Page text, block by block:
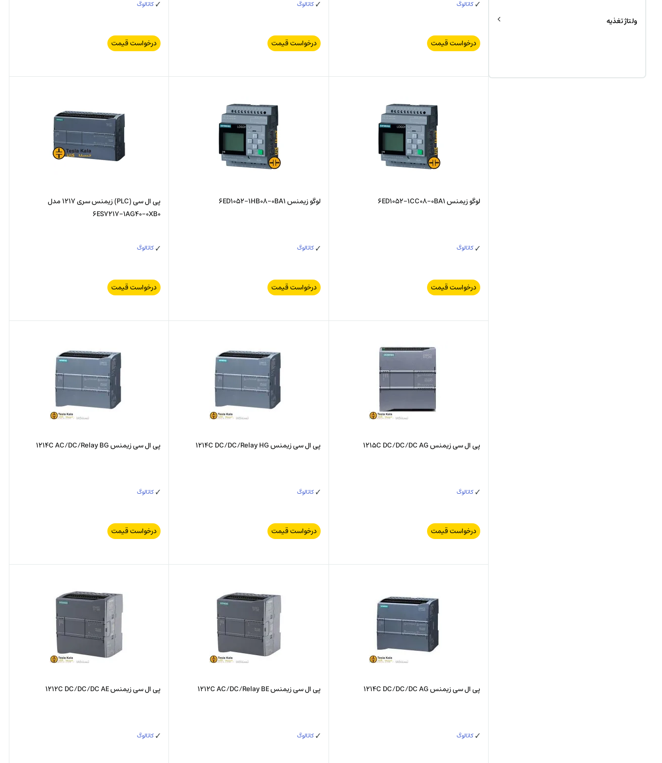
کاتالوگ
درخواست قیمت
کاتالوگ
درخواست قیمت
کاتالوگ
درخواست قیمت
لوگو زیمنس 6ED1052-1CC08-0BA1
کاتالوگ
درخواست قیمت
لوگو زیمنس 6ED1052-1HB08-0BA1
کاتالوگ
درخواست قیمت
پی ال سی (PLC) زیمنس سری 1217 مدل
6ES7217-1AG40-0XB0
کاتالوگ
درخواست قیمت
پی ال سی زیمنس 1215C DC/DC/DC AG
کاتالوگ
درخواست قیمت
پی ال سی زیمنس 1214C DC/DC/Relay HG
کاتالوگ
درخواست قیمت
پی ال سی زیمنس 1214C AC/DC/Relay BG
کاتالوگ
درخواست قیمت
پی ال سی زیمنس 1214C DC/DC/DC AG
کاتالوگ
پی ال سی زیمنس 1212C AC/DC/Relay BE
کاتالوگ
پی ال سی زیمنس 1212C DC/DC/DC AE
کاتالوگ
ولتاژ تغذیه